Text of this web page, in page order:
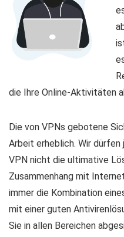
die Ihre Online-Aktivitäten
Die von VPNs gebotene
Arbeit erheblich. Wir
VPN nicht die ultimative
Zusammenhang mit
immer die Kombination
mit einer guten
Sie in allen Bereichen